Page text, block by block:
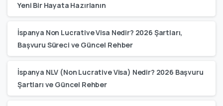
Yeni Bir Hayata Hazırlanın
İspanya Non Lucrative Visa Nedir? 2026 Şartları,
Başvuru Süreci ve Güncel Rehber
İspanya NLV (Non Lucrative Visa) Nedir? 2026 Başvuru
Şartları ve Güncel Rehber